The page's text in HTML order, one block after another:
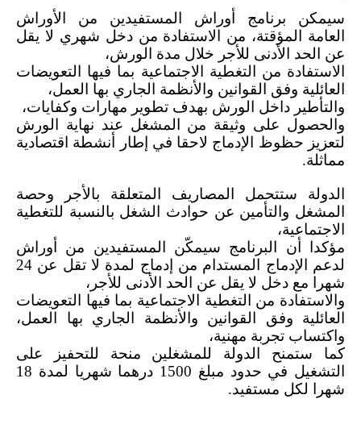
سيمكن برنامج أوراش المستفيدين من الأوراش
العامة المؤقتة، من الاستفادة من دخل شهري لا يقل
عن الحد الأدنى للأجر خلال مدة الورش،
الاستفادة من التغطية الاجتماعية بما فيها التعويضات
العائلية وفق القوانين والأنظمة الجاري بها العمل،
والتأطير داخل الورش بهدف تطوير مهارات وكفايات،
والحصول على وثيقة من المشغل عند نهاية الورش
لتعزيز حظوظ الإدماج لاحقا في إطار أنشطة اقتصادية
مماثلة.
الدولة ستتحمل المصاريف المتعلقة بالأجر وحصة
المشغل والتأمين عن حوادث الشغل بالنسبة للتغطية
الاجتماعية،
مؤكدا أن البرنامج سيمكّن المستفيدين من أوراش
لدعم الإدماج المستدام من إدماج لمدة لا تقل عن 24
شهرا مع دخل لا يقل عن الحد الأدنى للأجر،
والاستفادة من التغطية الاجتماعية بما فيها التعويضات
العائلية وفق القوانين والأنظمة الجاري بها العمل،
واكتساب تجربة مهنية،
كما ستمنح الدولة للمشغلين منحة للتحفيز على
التشغيل في حدود مبلغ 1500 درهما شهريا لمدة 18
شهرا لكل مستفيد.